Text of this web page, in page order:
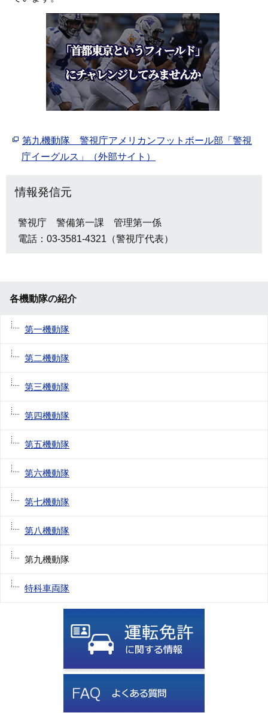
第九機動隊 警視庁アメリカンフットボール部「警視
庁イーグルス」（外部サイト）
情報発信元
警視庁 警備第一課 管理第一係
電話：03-3581-4321（警視庁代表）
各機動隊の紹介
第一機動隊
第二機動隊
第三機動隊
第四機動隊
第五機動隊
第六機動隊
第七機動隊
第八機動隊
第九機動隊
特科車両隊